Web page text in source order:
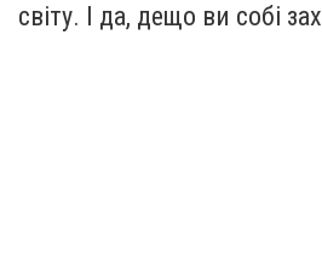
світу. І да, дещо ви собі